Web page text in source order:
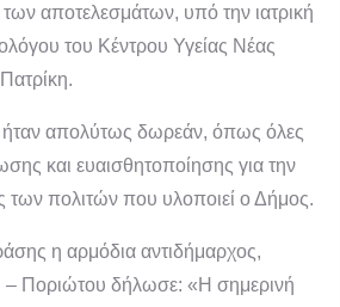
αποτελεσμάτων, υπό την ιατρική
του Κέντρου Υγείας Νέας
απολύτως δωρεάν, όπως όλες
και ευαισθητοποίησης για την
των πολιτών που υλοποιεί ο Δήμος.
η αρμόδια αντιδήμαρχος,
– Ποριώτου δήλωσε: «Η σημερινή